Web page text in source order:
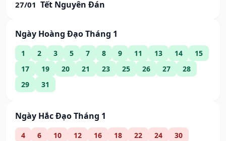
27/01 Tết Nguyên Đán
Ngày Hoàng Đạo Tháng 1
1 2 3 5 7 8 9 11 13 14
15
17
19 20 21 23 25 26 27
28
29
31
Ngày Hắc Đạo Tháng 1
4 6 10 12 16 18 22 24 30